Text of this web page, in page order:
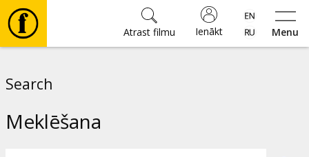
Menu
Ienākt
Atrast filmu
Search
Meklēšana